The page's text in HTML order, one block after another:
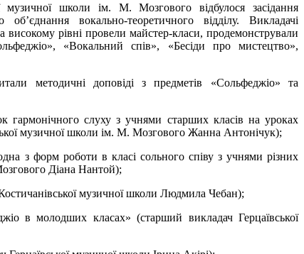
школи ім. М. Мозгового відбулося засідання
об’єднання вокально-теоретичного відділу. Викладачі
високому рівні провели майстер-класи, продемонстрували
«Вокальний спів», «Бесіди про мистецтво»,
методичні доповіді з предметів «Сольфеджіо» та
гармонічного слуху з учнями старших класів на уроках
музичної школи ім. М. Мозгового Жанна Антонічук);
з форм роботи в класі сольного співу з учнями різних
Діана Нантой);
музичної школи Людмила Чебан);
в молодших класах» (старший викладач Герцаївської